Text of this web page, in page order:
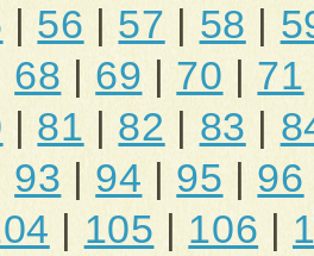
| 56 | 57 | 58|
68 |69| 70 | 71
| 81 | 82 |83 |
93 |94 | 95 |96
| 105 | 106 |